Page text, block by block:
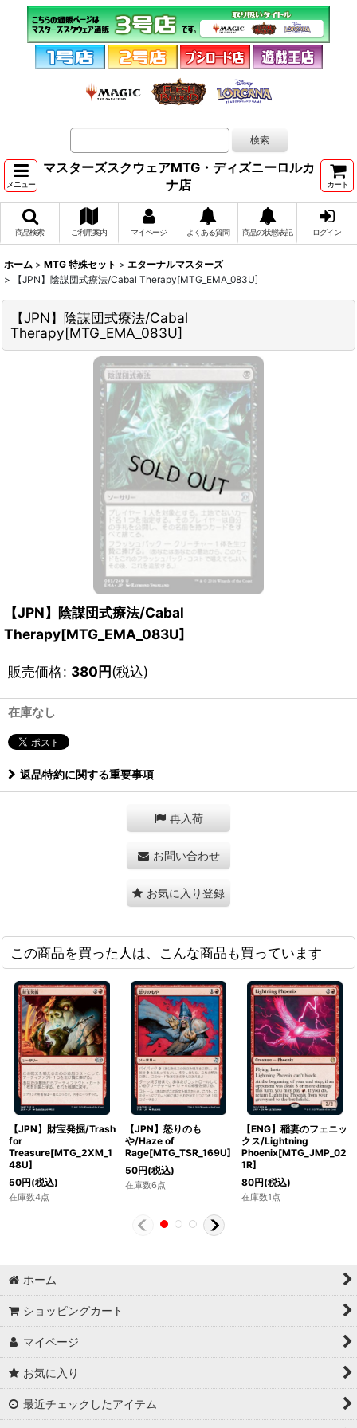
メニュー
マスターズスクウェアMTG・ディズニーロルカ
ナ店
カート
商品検索 ご利用案内 マイページ よくある質問 商品の状態表記 ログイン
ホーム > MTG 特殊セット > エターナルマスターズ
>
【JPN】陰謀団式療法/Cabal Therapy[MTG_EMA_083U]
【JPN】陰謀団式療法/Cabal
Therapy[MTG_EMA_083U]
【JPN】陰謀団式療法/Cabal
Therapy[MTG_EMA_083U]
販売価格: 380円(税込)
在庫なし
返品特約に関する重要事項
再入荷
お問い合わせ
お気に入り登録
この商品を買った人は、こんな商品も買っています
【JPN】財宝発掘/Trash
for
Treasure[MTG_2XM_1
48U]
50円(税込)
在庫数4点
【JPN】怒りのも
や/Haze of
Rage[MTG_TSR_169U]
50円(税込)
在庫数6点
【ENG】稲妻のフェニッ
クス/Lightning
Phoenix[MTG_JMP_02
1R]
80円(税込)
在庫数1点
ホーム
ショッピングカート
マイページ
お気に入り
最近チェックしたアイテム